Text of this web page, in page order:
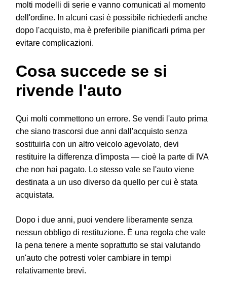
molti modelli di serie e vanno comunicati al momento
dell'ordine. In alcuni casi è possibile richiederli anche
dopo l'acquisto, ma è preferibile pianificarli prima per
evitare complicazioni.
Cosa succede se si
rivende l'auto
Qui molti commettono un errore. Se vendi l'auto prima
che siano trascorsi due anni dall'acquisto senza
sostituirla con un altro veicolo agevolato, devi
restituire la differenza d'imposta — cioè la parte di IVA
che non hai pagato. Lo stesso vale se l'auto viene
destinata a un uso diverso da quello per cui è stata
acquistata.
Dopo i due anni, puoi vendere liberamente senza
nessun obbligo di restituzione. È una regola che vale
la pena tenere a mente soprattutto se stai valutando
un'auto che potresti voler cambiare in tempi
relativamente brevi.